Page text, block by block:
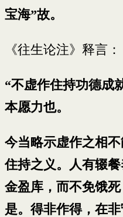
宝海”故。
《往生论注》释言
“不虚作住持功德成
本愿力也。
今当略示虚作之相
住持之义。人有辍
金盈库，而不免饿
是。得非作得，在